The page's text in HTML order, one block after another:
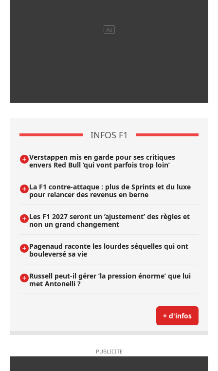
INFOS F1
Verstappen mis en garde pour ses critiques
envers Red Bull ’qui vont parfois trop loin’
La F1 contre-attaque : plus de Sprints et du luxe
pour relancer des revenus en berne
Les F1 2027 seront un ’ajustement’ des règles et
non un grand changement
Pagenaud raconte les lourdes séquelles qui ont
bouleversé sa vie
Russell peut-il gérer ’la pression énorme’ que lui
met Antonelli ?
+ d'infos